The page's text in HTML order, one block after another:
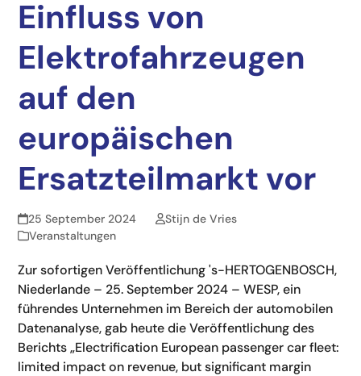
Einfluss von
Elektrofahrzeugen
auf den
europäischen
Ersatzteilmarkt vor
25 September 2024
Stijn de Vries
Veranstaltungen
Zur sofortigen Veröffentlichung 's-HERTOGENBOSCH,
Niederlande – 25. September 2024 – WESP, ein
führendes Unternehmen im Bereich der automobilen
Datenanalyse, gab heute die Veröffentlichung des
Berichts „Electrification European passenger car fleet:
limited impact on revenue, but significant margin